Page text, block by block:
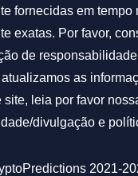
fornecidas em tempo
exatas. Por favor,
de
as
site, leia por favor
divulgação e
2021-